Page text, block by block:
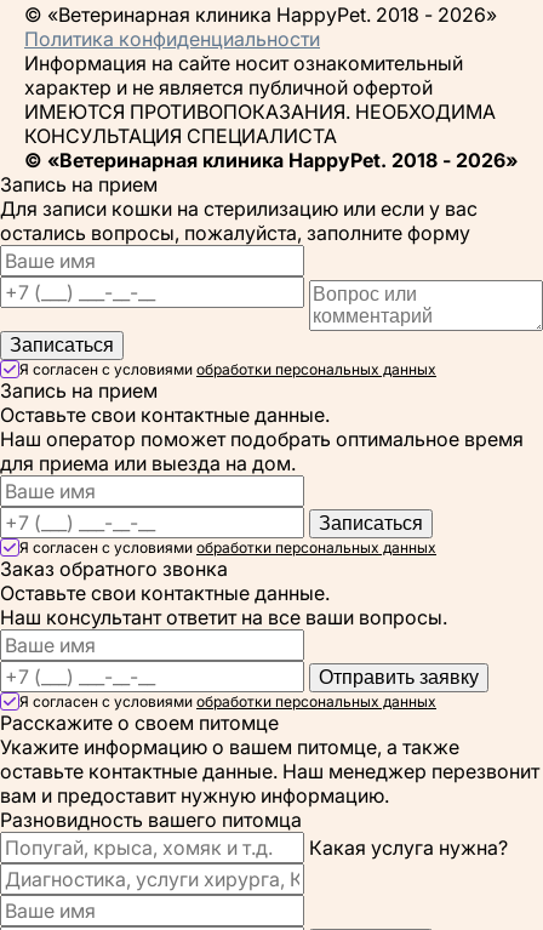
© «Ветеринарная клиника HappyPet. 2018 - 2026»
Политика конфиденциальности
Информация на сайте носит ознакомительный
характер и не является публичной офертой
ИМЕЮТСЯ ПРОТИВОПОКАЗАНИЯ. НЕОБХОДИМА
КОНСУЛЬТАЦИЯ СПЕЦИАЛИСТА
© «Ветеринарная клиника HappyPet. 2018 - 2026»
Запись на прием
Для записи кошки на стерилизацию или если у вас
остались вопросы, пожалуйста, заполните форму
Записаться
Я согласен с условиями обработки персональных данных
Запись на прием
Оставьте свои контактные данные.
Наш оператор поможет подобрать оптимальное время
для приема или выезда на дом.
Записаться
Я согласен с условиями обработки персональных данных
Заказ обратного звонка
Оставьте свои контактные данные.
Наш консультант ответит на все ваши вопросы.
Отправить заявку
Я согласен с условиями обработки персональных данных
Расскажите о своем питомце
Укажите информацию о вашем питомце, а также
оставьте контактные данные. Наш менеджер перезвонит
вам и предоставит нужную информацию.
Разновидность вашего питомца
Какая услуга нужна?